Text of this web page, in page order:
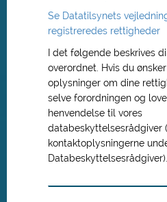
Se Datatilsynets
registreredes rettigheder
I det følgende beskrives
overordnet. Hvis du
oplysninger om dine
selve forordningen og
henvendelse til vores
databeskyttelsesrådgiver
kontaktoplysningerne
Databeskyttelsesrådgiver).